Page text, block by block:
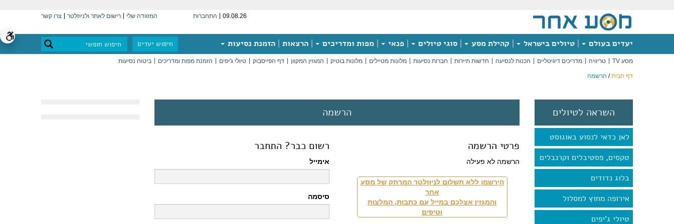
09.08.26 התחברות המזוודה שלי רישום לאתר ולניוזלטר צרו קשר
יעדים בעולם טיולים בישראל קהילת מסע סוגי טיולים פנאי מפות ומדריכים הרצאות הזמנת נסיעות חיפוש יעדים
מסע TV טריוויה מדריכים דיגיטליים הכנות לנסיעה חדשות תיירות חברות נסיעות מלונות מטיילים מלונות בוטיק המגזין המקוון דף הפייסבוק טיולי ג'יפים הזמנת מפות ומדריכים ביטוח נסיעות
דף הבית/ הרשמה
השראה לטיולים
לאן כדאי לנסוע באוגוסט
טקסים, פסטיבלים וקרנבלים
בלוג נדודים
אירופה מחוץ למסלול
טיולי ג'יפים
הרשמה
פרטי הרשמה
הרשמה לא פעילה
הירשמו ללא תשלום לניוזלטר המרתק של מסע
אחר
והמגזין אצלכם במייל עם כתבות, המלצות
וטיפים
רשום כבר? התחבר
אימייל
סיסמה